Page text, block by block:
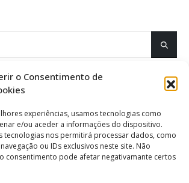
o Consentimento de
experiências, usamos tecnologias como
e/ou aceder a informações do dispositivo.
tecnologias nos permitirá processar dados, como
ou IDs exclusivos neste site. Não
consentimento pode afetar negativamante certos